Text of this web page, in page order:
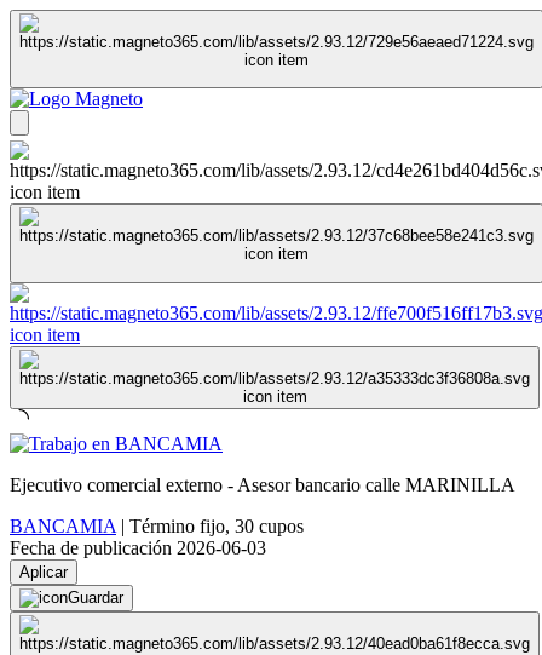
Ejecutivo comercial externo - Asesor bancario calle MARINILLA
BANCAMIA | Término fijo, 30 cupos
Fecha de publicación 2026-06-03
Aplicar
Guardar